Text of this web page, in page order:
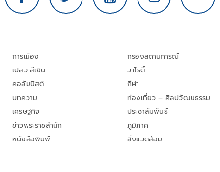
การเมือง
เปลว สีเงิน
คอลัมนิสต์
บทความ
เศรษฐกิจ
ข่าวพระราชสำนัก
หนังสือพิมพ์
กรองสถานการณ์
วาไรตี้
กีฬา
ท่องเที่ยว – ศิลปวัฒนธรรม
ประชาสัมพันธ์
ภูมิภาค
สิ่งแวดล้อม